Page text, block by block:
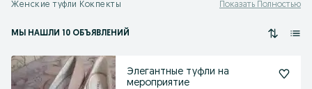
Женские туфли Кокпекты Показать Полностью
МЫ НАШЛИ 10 ОБЪЯВЛЕНИЙ
Элегантные туфли на
мероприятие